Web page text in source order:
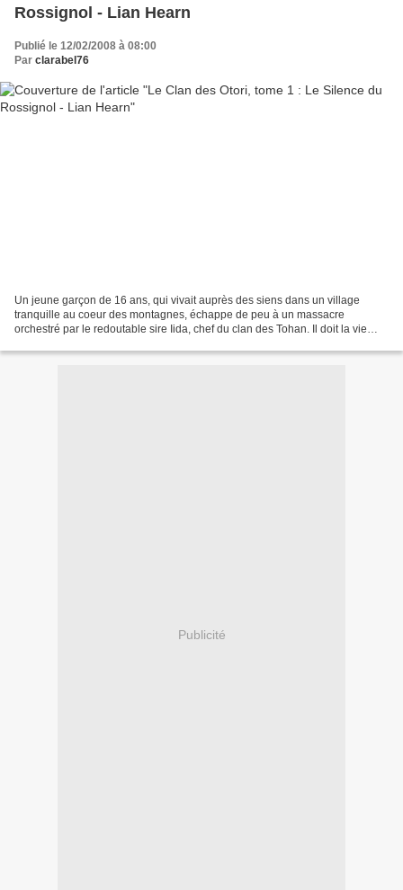
Rossignol - Lian Hearn
Publié le 12/02/2008 à 08:00
Par clarabel76
Un jeune garçon de 16 ans, qui vivait auprès des siens dans un village
tranquille au coeur des montagnes, échappe de peu à un massacre
orchestré par le redoutable sire Iida, chef du clan des Tohan. Il doit la vie
Publicité